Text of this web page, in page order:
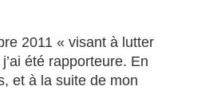
2011 « visant à lutter
été rapporteure. En
et à la suite de mon